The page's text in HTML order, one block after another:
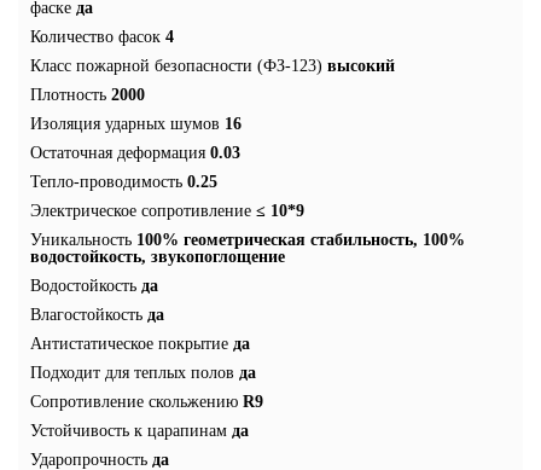
фаске да
Количество фасок 4
Класс пожарной безопасности (ФЗ-123) высокий
Плотность 2000
Изоляция ударных шумов 16
Остаточная деформация 0.03
Тепло-проводимость 0.25
Электрическое сопротивление ≤ 10*9
Уникальность 100% геометрическая стабильность, 100%
водостойкость, звукопоглощение
Водостойкость да
Влагостойкость да
Антистатическое покрытие да
Подходит для теплых полов да
Сопротивление скольжению R9
Устойчивость к царапинам да
Ударопрочность да